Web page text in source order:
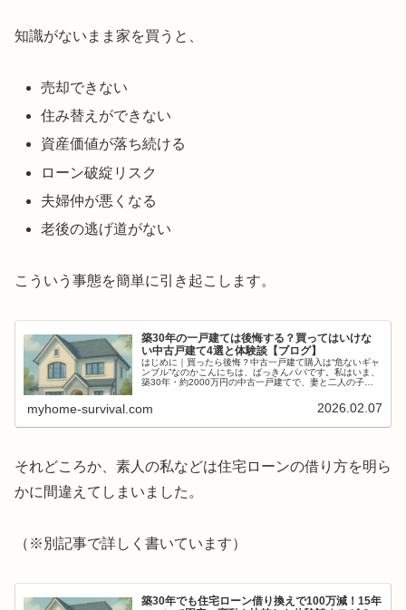
知識がないまま家を買うと、
売却できない
住み替えができない
資産価値が落ち続ける
ローン破綻リスク
夫婦仲が悪くなる
老後の逃げ道がない
こういう事態を簡単に引き起こします。
築30年の一戸建ては後悔する？買ってはいけな
い中古戸建て4選と体験談【ブログ】
はじめに｜買ったら後悔？中古一戸建て購入は“危ないギャ
ンブル”なのかこんにちは、ばっきんパパです。私はいま、
築30年・約2000万円の中古一戸建てで、妻と二人の子ど
myhome-survival.com 2026.02.07
それどころか、素人の私などは住宅ローンの借り方を明ら
かに間違えてしまいました。
（※別記事で詳しく書いています）
築30年でも住宅ローン借り換えで100万減！15年